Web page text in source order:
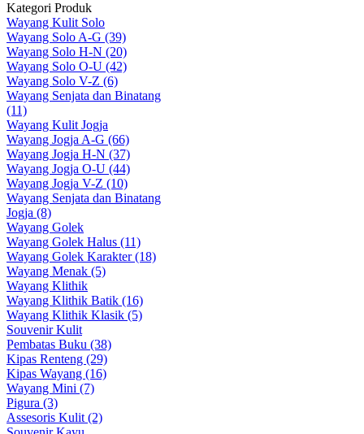
Kategori Produk
Wayang Kulit Solo
Wayang Solo A-G (39)
Wayang Solo H-N (20)
Wayang Solo O-U (42)
Wayang Solo V-Z (6)
Wayang Senjata dan Binatang
(11)
Wayang Kulit Jogja
Wayang Jogja A-G (66)
Wayang Jogja H-N (37)
Wayang Jogja O-U (44)
Wayang Jogja V-Z (10)
Wayang Senjata dan Binatang
Jogja (8)
Wayang Golek
Wayang Golek Halus (11)
Wayang Golek Karakter (18)
Wayang Menak (5)
Wayang Klithik
Wayang Klithik Batik (16)
Wayang Klithik Klasik (5)
Souvenir Kulit
Pembatas Buku (38)
Kipas Renteng (29)
Kipas Wayang (16)
Wayang Mini (7)
Pigura (3)
Assesoris Kulit (2)